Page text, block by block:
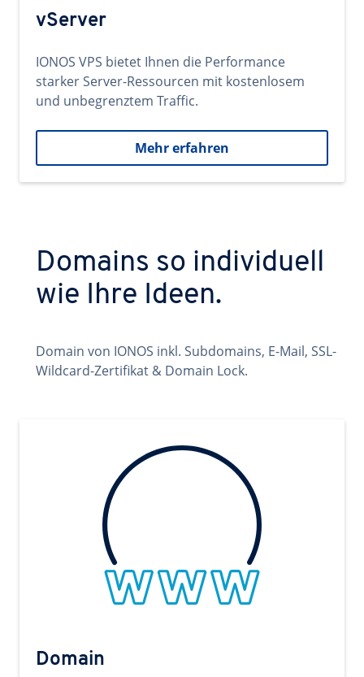
vServer
IONOS VPS bietet Ihnen die Performance
starker Server-Ressourcen mit kostenlosem
und unbegrenztem Traffic.
Mehr erfahren
Domains so individuell
wie Ihre Ideen.
Domain von IONOS inkl. Subdomains, E-Mail, SSL-
Wildcard-Zertifikat & Domain Lock.
Domain